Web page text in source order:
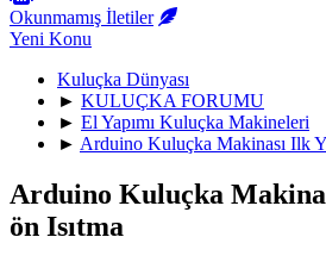
Okunmamış İletiler
Yeni Konu
Kuluçka Dünyası
► KULUÇKA FORUMU
► El Yapımı Kuluçka Makineleri
► Arduino Kuluçka Makinası Ilk
Arduino Kuluçka
ön Isıtma